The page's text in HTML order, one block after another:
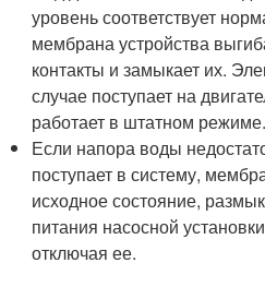
уровень соответствует
мембрана устройства
контакты и замыкает их.
случае поступает на
работает в штатном режиме.
Если напора воды
поступает в систему,
исходное состояние,
питания насосной
отключая ее.